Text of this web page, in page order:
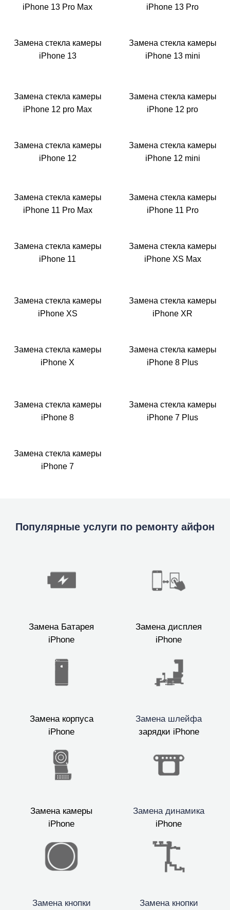
iPhone 13 Pro Max iPhone 13 Pro
Замена стекла камеры
iPhone 13
Замена стекла камеры
iPhone 13 mini
Замена стекла камеры
iPhone 12 pro Max
Замена стекла камеры
iPhone 12 pro
Замена стекла камеры
iPhone 12
Замена стекла камеры
iPhone 12 mini
Замена стекла камеры
iPhone 11 Pro Max
Замена стекла камеры
iPhone 11 Pro
Замена стекла камеры
iPhone 11
Замена стекла камеры
iPhone XS Max
Замена стекла камеры
iPhone XS
Замена стекла камеры
iPhone XR
Замена стекла камеры
iPhone X
Замена стекла камеры
iPhone 8 Plus
Замена стекла камеры
iPhone 8
Замена стекла камеры
iPhone 7 Plus
Замена стекла камеры
iPhone 7
Популярные услуги по ремонту айфон
Замена Батарея
iPhone
Замена дисплея
iPhone
Замена корпуса
iPhone
Замена шлейфа
зарядки iPhone
Замена камеры
iPhone
Замена динамика
iPhone
Замена кнопки
Замена кнопки